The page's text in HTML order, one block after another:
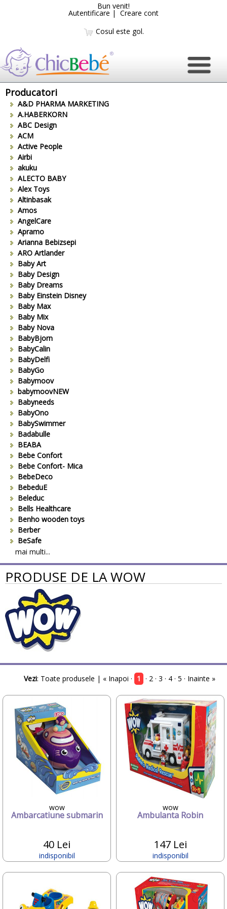
Bun venit!
Autentificare | Creare cont
Cosul este gol.
Producatori
A&D PHARMA MARKETING
A.HABERKORN
ABC Design
ACM
Active People
Airbi
akuku
ALECTO BABY
Alex Toys
Altinbasak
Amos
AngelCare
Apramo
Arianna Bebizsepi
ARO Artlander
Baby Art
Baby Design
Baby Dreams
Baby Einstein Disney
Baby Max
Baby Mix
Baby Nova
BabyBjorn
BabyCalin
BabyDelfi
BabyGo
Babymoov
babymoovNEW
Babyneeds
BabyOno
BabySwimmer
Badabulle
BEABA
Bebe Confort
Bebe Confort- Mica
BebeDeco
BebeduE
Beleduc
Bells Healthcare
Benho wooden toys
Berber
BeSafe
Bestway
Beurer
Bieco
Big Backyard
BOB REVOLUTION
Bomiko
Brevi
Bright Starts
Britax
Britax-Romer
Bullyland
CAM
Character
ChicBebe
Chicco
Chipolino
Ciao Bimbi
Clayzee activity
clementoni
CLEMENTONI Baby
Corolle
CrossBike
Cublo
Cybex
dBb Remond
Dentinox
mai multi...
PRODUSE DE LA WOW
Vezi: Toate produsele | « Inapoi · 1 · 2 · 3 · 4 · 5 · Inainte »
wow
Ambarcatiune submarin
40 Lei
indisponibil
wow
Ambulanta Robin
147 Lei
indisponibil